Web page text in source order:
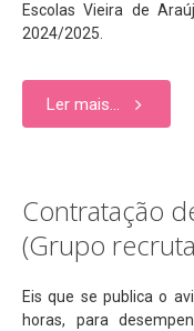
Escolas Vieira de
2024/2025.
Ler mais...
Contratação
(Grupo
Eis que se publica o
horas, para